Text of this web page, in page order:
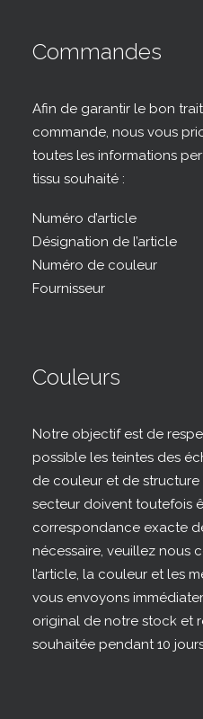
Commandes
Afin de garantir le bon
commande, nous vous
toutes les informations
tissu souhaité :
Numéro d’article
Désignation de l’article
Numéro de couleur
Fournisseur
Couleurs
Notre objectif est de
possible les teintes des
de couleur et de
secteur doivent toutefois
correspondance exacte
nécessaire, veuillez nous
l’article, la couleur et les
vous envoyons
original de notre stock et
souhaitée pendant 10